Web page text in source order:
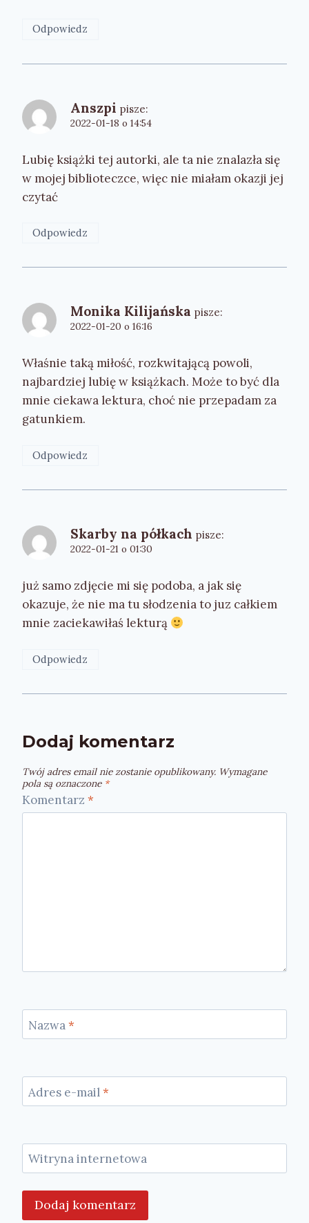
Odpowiedz
Anszpi pisze:
2022-01-18 o 14:54
Lubię książki tej autorki, ale ta nie znalazła się
w mojej biblioteczce, więc nie miałam okazji jej
czytać
Odpowiedz
Monika Kilijańska pisze:
2022-01-20 o 16:16
Właśnie taką miłość, rozkwitającą powoli,
najbardziej lubię w książkach. Może to być dla
mnie ciekawa lektura, choć nie przepadam za
gatunkiem.
Odpowiedz
Skarby na półkach pisze:
2022-01-21 o 01:30
już samo zdjęcie mi się podoba, a jak się
okazuje, że nie ma tu słodzenia to juz całkiem
mnie zaciekawiłaś lekturą
Odpowiedz
Dodaj komentarz
Twój adres email nie zostanie opublikowany. Wymagane
pola są oznaczone *
Komentarz *
Nazwa*
Adres e-mail*
Witryna internetowa